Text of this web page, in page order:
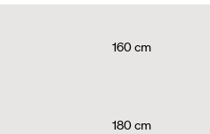
160 cm
180 cm